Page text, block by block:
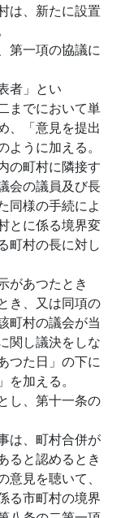
は、新たに設置
第一項の協議に
者」とい
までにおいて単
、「意見を提出
うに加える。
の町村に隣接す
会の議員及び長
同様の手続によ
とに係る境界変
町村の長に対し
があつたとき
き、又は同項の
町村の議会が当
関し議決をしな
つた日」の下に
を加える。
し、第十一条の
は、町村合併が
ると認めるとき
見を聴いて、
る市町村の境界